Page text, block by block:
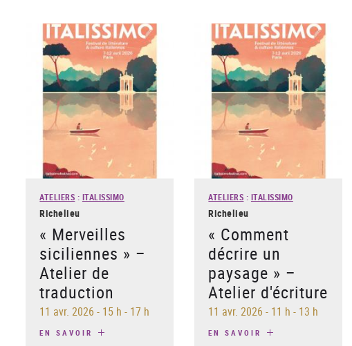
ATELIERS : ITALISSIMO
Richelieu
« Merveilles
siciliennes » –
Atelier de
traduction
11 avr. 2026 - 15 h - 17 h
EN SAVOIR
ATELIERS : ITALISSIMO
Richelieu
« Comment
décrire un
paysage » –
Atelier d'écriture
11 avr. 2026 - 11 h - 13 h
EN SAVOIR